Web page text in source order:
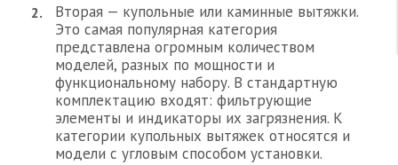
Вторая — купольные или каминные вытяжки.
Это самая популярная категория
представлена огромным количеством
моделей, разных по мощности и
функциональному набору. В стандартную
комплектацию входят: фильтрующие
элементы и индикаторы их загрязнения. К
категории купольных вытяжек относятся и
модели с угловым способом установки.